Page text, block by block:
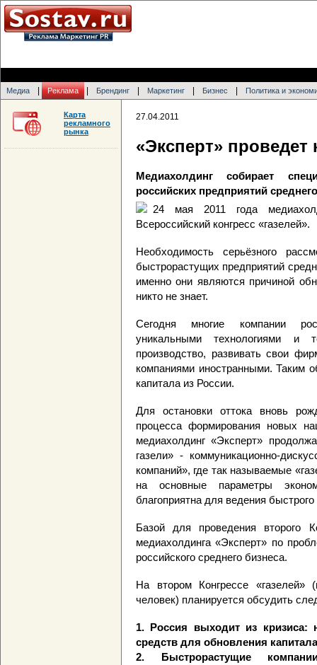
Медиа Реклама Брендинг Маркетинг Бизнес Политика и
27.04.2011
«Эксперт» проведет
Медиахолдинг собирает
российских предприятий
24 мая 2011 года
Всероссийский конгресс «газелей».
Необходимость серьёзного
быстрорастущих предприятий
именно они являются причиной
никто не знает.
Сегодня многие компании
уникальными технологиями и
производство, развивать свои
компаниями иностранными. Таким
капитала из России.
Для остановки оттока вновь
процесса формирования новых
медиахолдинг «Эксперт»
газели» - коммуникационно-
компаний», где так называемые
на основные параметры
благоприятна для ведения
Базой для проведения второго
медиахолдинга «Эксперт» по
российского среднего бизнеса.
На втором Конгрессе «газелей»
человек) планируется обсудить
1. Россия выходит из
средств для обновления
2. Быстрорастущие
Карта
рекламного
рынка